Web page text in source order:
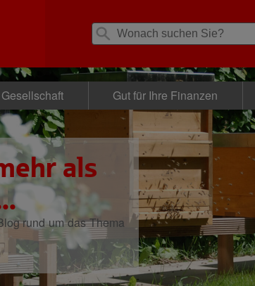
Gut für Ihre Finanzen
als
rund um das Thema